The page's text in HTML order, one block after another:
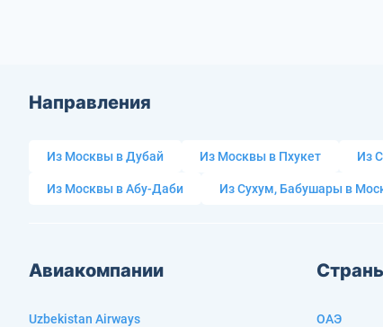
Направления
Из Москвы в Дубай Из Москвы в Пхукет Из
Из Москвы в Абу-Даби Из Сухум, Бабушары в
Авиакомпании
Uzbekistan Airways ОАЭ